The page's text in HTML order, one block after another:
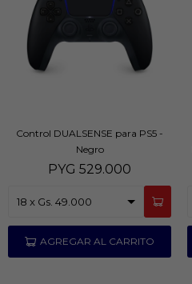
Control DUALSENSE para PS5 -
Negro
PYG 529.000